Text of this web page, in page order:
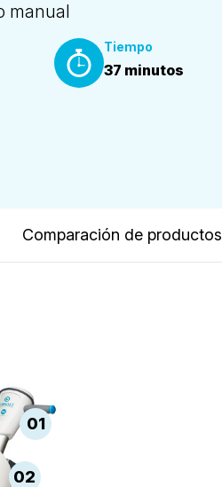
manual
Tiempo
37 minutos
Comparación de productos
01
02